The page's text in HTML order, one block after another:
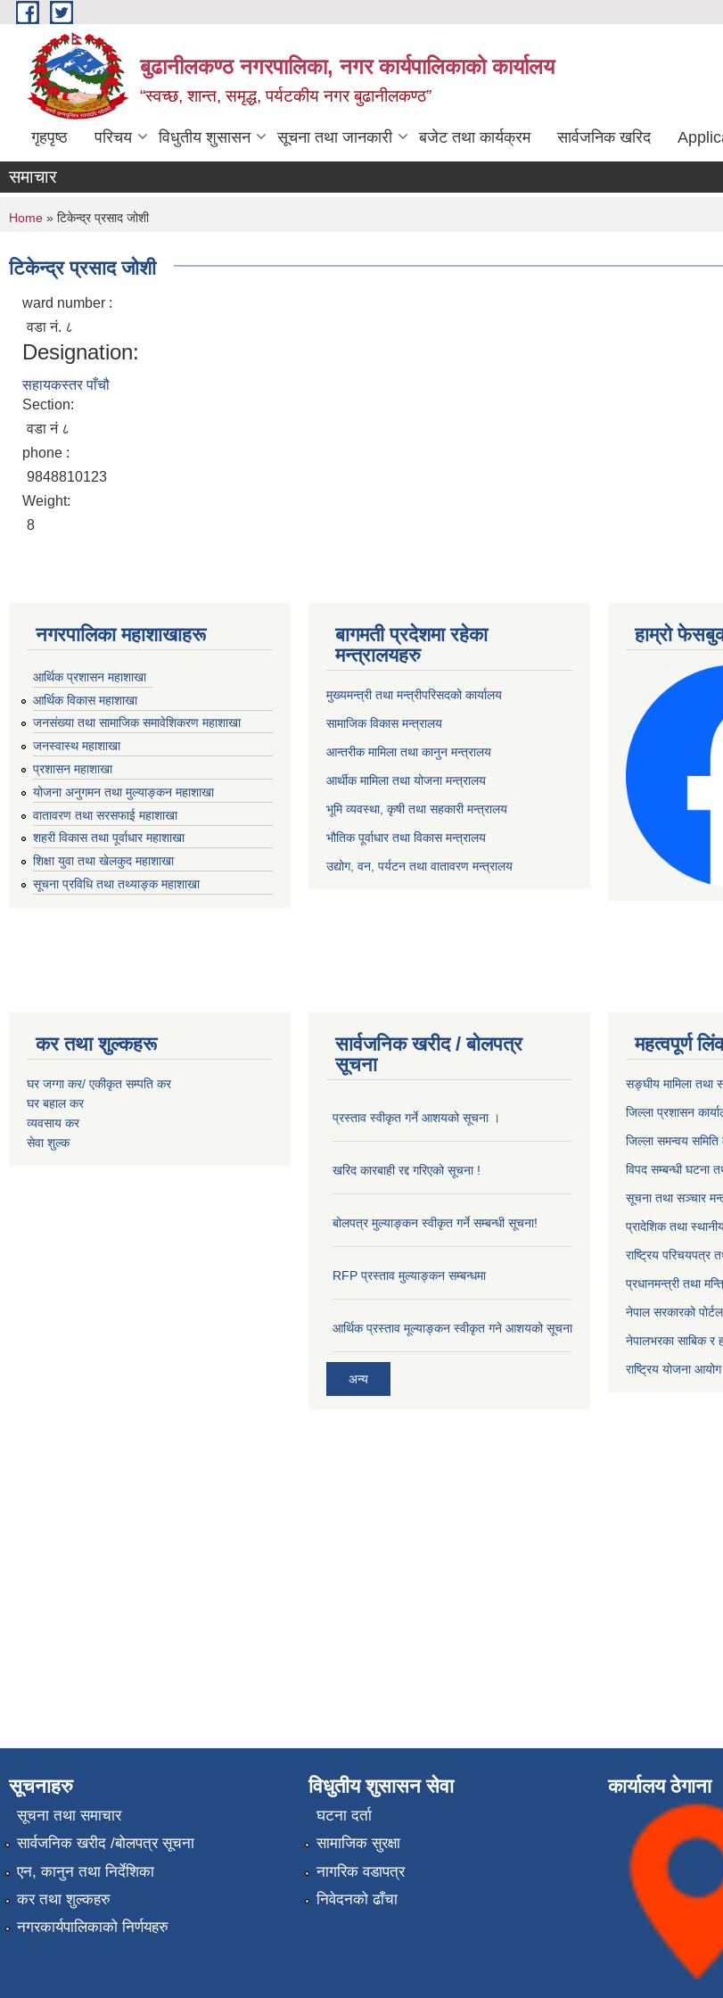
Skip to main content
बुढानीलकण्ठ नगरपालिका, नगर कार्यपालिकाको कार्यालय
“स्वच्छ, शान्त, समृद्ध, पर्यटकीय नगर बुढानीलकण्ठ”
गृहपृष्ठ परिचय विधुतीय शुसासन सूचना तथा जानकारी बजेट तथा कार्यक्रम सार्वजनिक खरिद
समाचार
You are here
Home » टिकेन्द्र प्रसाद जोशी
टिकेन्द्र प्रसाद जोशी
ward number :
वडा नं. ८
Designation:
सहायकस्तर पाँचौ
Section:
वडा नं ८
phone :
9848810123
Weight:
8
नगरपालिका महाशाखाहरू
आर्थिक प्रशासन महाशाखा
आर्थिक विकास महाशाखा
जनसंख्या तथा सामाजिक समावेशिकरण महाशाखा
जनस्वास्थ महाशाखा
प्रशासन महाशाखा
योजना अनुगमन तथा मुल्याङ्कन महाशाखा
वातावरण तथा सरसफाई महाशाखा
शहरी विकास तथा पूर्वाधार महाशाखा
शिक्षा युवा तथा खेलकुद महाशाखा
सूचना प्रविधि तथा तथ्याङ्क महाशाखा
बागमती प्रदेशमा रहेका
मन्त्रालयहरु
मुख्यमन्त्री तथा मन्त्रीपरिसदको कार्यालय
सामाजिक विकास मन्त्रालय
आन्तरीक मामिला तथा कानुन मन्त्रालय
आर्थीक मामिला तथा योजना मन्त्रालय
भूमि व्यवस्था, कृषी तथा सहकारी मन्त्रालय
भौतिक पूर्वाधार तथा विकास मन्त्रालय
उद्योग, वन, पर्यटन तथा वातावरण मन्त्रालय
हाम्रो
कर तथा शुल्कहरू
घर जग्गा कर/ एकीकृत सम्पति कर
घर बहाल कर
व्यवसाय कर
सेवा शुल्क
सार्वजनिक खरीद / बोलपत्र
सूचना
प्रस्ताव स्वीकृत गर्ने आशयको सूचना ।
खरिद कारबाही रद्द गरिएको सूचना !
बोलपत्र मुल्याङ्कन स्वीकृत गर्ने सम्बन्धी सूचना!
RFP प्रस्ताव मुल्याङ्कन सम्बन्धमा
आर्थिक प्रस्ताव मूल्याङ्कन स्वीकृत गने आशयको सूचना
अन्य
महत्वपूर्ण
सङ्‍घीय मामिला तथा
जिल्ला प्रशासन
जिल्ला समन्वय समिति
विपद सम्बन्धी घटना
सूचना तथा सञ्चार
प्रादेशिक तथा
राष्ट्रिय परिचयपत्र
प्रधानमन्त्री तथा
नेपाल सरकारको पोर्टल
नेपालभरका साबिक र
राष्ट्रिय योजना आयोग
सूचनाहरु
सूचना तथा समाचार
सार्वजनिक खरीद /बोलपत्र सूचना
एन, कानुन तथा निर्देशिका
कर तथा शुल्कहरु
नगरकार्यपालिकाको निर्णयहरु
विधुतीय शुसासन सेवा
घटना दर्ता
सामाजिक सुरक्षा
नागरिक वडापत्र
निवेदनको ढाँचा
कार्यालय ठेगाना